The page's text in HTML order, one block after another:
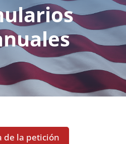
de la petición